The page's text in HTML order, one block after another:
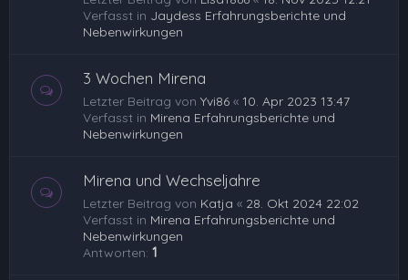
Verfasst in Jaydess Erfahrungsberichte und
Nebenwirkungen
3 Wochen Mirena
Letzter Beitrag von Yvi86 « 10. Apr 2023 13:47
Verfasst in Mirena Erfahrungsberichte und
Nebenwirkungen
Mirena und Wechseljahre
Letzter Beitrag von Katja « 28. Okt 2024 22:02
Verfasst in Mirena Erfahrungsberichte und
Nebenwirkungen
Antworten: 1